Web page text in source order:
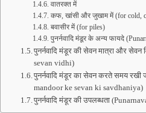
वातरक्त में
कफ, खांसी और जुखाम में (for cold,
बवासीर में (for piles)
पुनर्नवादि मंडूर के अन्य फायदे
पुनर्नवादि मंडूर की सेवन मात्रा और
sevan vidhi)
पुनर्नवादि मंडूर का सेवन करते समय रखी
mandoor ke sevan ki savdhaniya)
पुनर्नवादि मंडूर की उपलब्धता